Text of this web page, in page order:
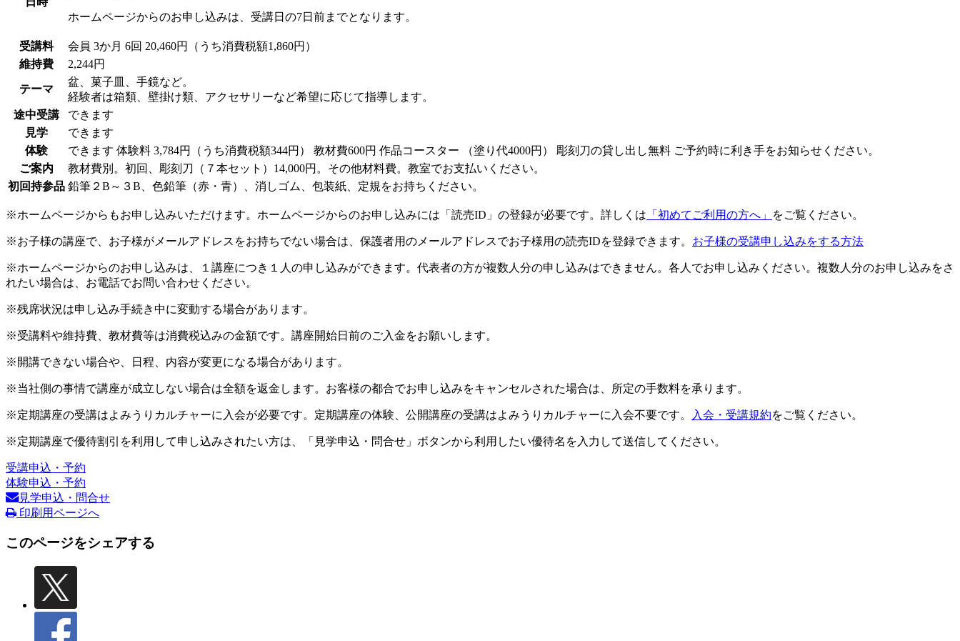
ホームページからのお申し込みは、受講日の7日前までとなります。
受講料 会員 3か月 6回 20,460円（うち消費税額1,860円）
維持費
2,244円
テーマ
盆、菓子皿、手鏡など。
経験者は箱類、壁掛け類、アクセサリーなど希望に応じて指導します。
途中受講
できます
見学
できます
体験
できます 体験料 3,784円（うち消費税額344円） 教材費600円 作品コースター （塗り代4000円） 彫刻刀の貸し出し無料 ご予約時に利き手をお知らせください。
ご案内
教材費別。初回、彫刻刀（７本セット）14,000円。その他材料費。教室でお支払いください。
初回持参品 鉛筆２B～３B、色鉛筆（赤・青）、消しゴム、包装紙、定規をお持ちください。
※ホームページからもお申し込みいただけます。ホームページからのお申し込みには「読売ID」の登録が必要です。詳しくは 「初めてご利用の方へ」 をご覧ください。
※お子様の講座で、お子様がメールアドレスをお持ちでない場合は、保護者用のメールアドレスでお子様用の読売IDを登録できます。 お子様の受講申し込みをする方法
※ホームページからのお申し込みは、１講座につき１人の申し込みができます。代表者の方が複数人分の申し込みはできません。各人でお申し込みください。複数人分のお申し込みをさ
れたい場合は、お電話でお問い合わせください。
※残席状況は申し込み手続き中に変動する場合があります。
※受講料や維持費、教材費等は消費税込みの金額です。講座開始日前のご入金をお願いします。
※開講できない場合や、日程、内容が変更になる場合があります。
※当社側の事情で講座が成立しない場合は全額を返金します。お客様の都合でお申し込みをキャンセルされた場合は、所定の手数料を承ります。
※定期講座の受講はよみうりカルチャーに入会が必要です。定期講座の体験、公開講座の受講はよみうりカルチャーに入会不要です。 入会・受講規約をご覧ください。
※定期講座で優待割引を利用して申し込みされたい方は、「見学申込・問合せ」ボタンから利用したい優待名を入力して送信してください。
受講申込・予約
体験申込・予約
見学申込・問合せ
印刷用ページへ
このページをシェアする